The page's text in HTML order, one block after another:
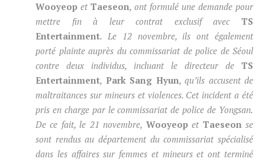
Wooyeop et Taeseon, ont formulé une demande pour
mettre fin à leur contrat exclusif avec TS
Entertainment. Le 12 novembre, ils ont également
porté plainte auprès du commissariat de police de Séoul
contre deux individus, incluant le directeur de TS
Entertainment, Park Sang Hyun, qu’ils accusent de
maltraitances sur mineurs et violences. Cet incident a été
pris en charge par le commissariat de police de Yongsan.
De ce fait, le 21 novembre, Wooyeopet Taeseonse
sont rendus au département du commissariat spécialisé
dans les affaires sur femmes et mineurs et ont terminé